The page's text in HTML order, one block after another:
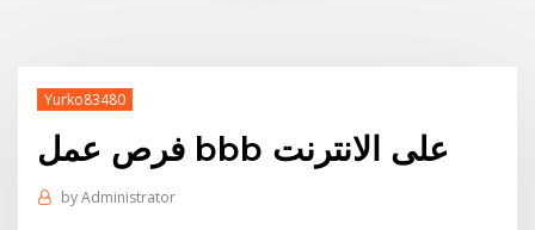
Yurko83480
فرص عمل bbb على الانترنت
byAdministrator